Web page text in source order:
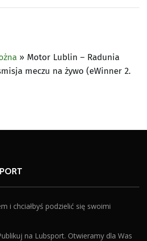
» Motor Lublin – Radunia
meczu na żywo (eWinner 2.
i chciałbyś podzielić się swoimi
na Lubsport. Otwieramy dla Was